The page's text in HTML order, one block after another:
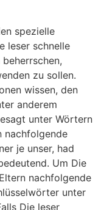
spezielle
leser schnelle
zu sollen.
wissen, den
anderem
unter Wörtern
nachfolgende
je unser, had
Um Die
nachfolgende
unter
Die leser